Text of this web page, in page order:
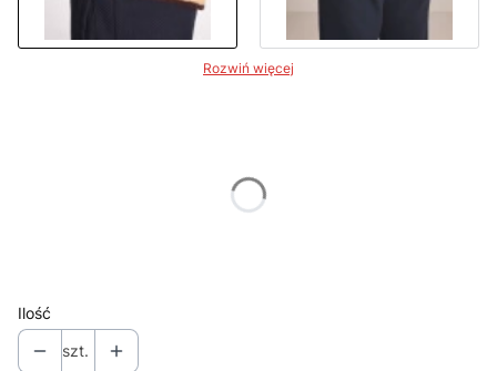
Rozwiń więcej
Ilość
szt.